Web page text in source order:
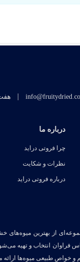
|
درباره ما
چرا فروتی دراید
نظرات و شکایت
درباره فروتی دراید
از بهترین
فراوان انتخاب و تهیه
و خواص طبیعی میوه‌ها